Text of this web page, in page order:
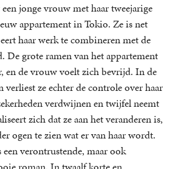
jonge vrouw met haar tweejarige
appartement in Tokio. Ze is net
haar werk te combineren met de
De grote ramen van het appartement
en de vrouw voelt zich bevrijd. In de
verliest ze echter de controle over haar
verdwijnen en twijfel neemt
zich dat ze aan het veranderen is,
ogen te zien wat er van haar wordt.
verontrustende, maar ook